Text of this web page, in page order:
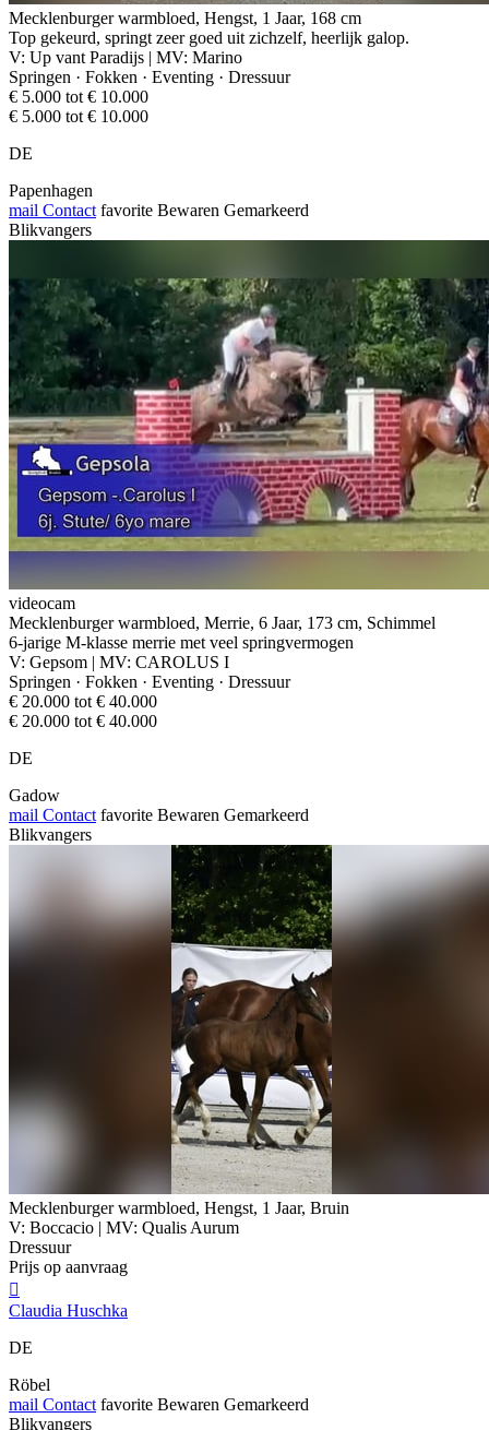
Mecklenburger warmbloed, Hengst, 1 Jaar, 168 cm
Top gekeurd, springt zeer goed uit zichzelf, heerlijk galop.
V: Up vant Paradijs | MV: Marino
Springen · Fokken · Eventing · Dressuur
€ 5.000 tot € 10.000
€ 5.000 tot € 10.000
DE
Papenhagen
mail Contact favorite Bewaren Gemarkeerd
Blikvangers
videocam
Mecklenburger warmbloed, Merrie, 6 Jaar, 173 cm, Schimmel
6-jarige M-klasse merrie met veel springvermogen
V: Gepsom | MV: CAROLUS I
Springen · Fokken · Eventing · Dressuur
€ 20.000 tot € 40.000
€ 20.000 tot € 40.000
DE
Gadow
mail Contact favorite Bewaren Gemarkeerd
Blikvangers
Mecklenburger warmbloed, Hengst, 1 Jaar, Bruin
V: Boccacio | MV: Qualis Aurum
Dressuur
Prijs op aanvraag

Claudia Huschka
DE
Röbel
mail Contact favorite Bewaren Gemarkeerd
Blikvangers